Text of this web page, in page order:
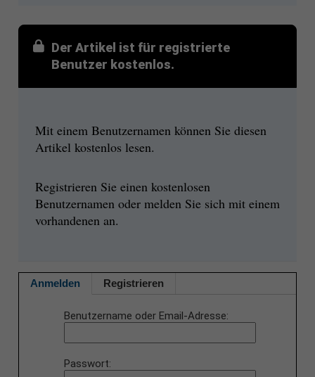
Der Artikel ist für registrierte
Benutzer kostenlos.
Mit einem Benutzernamen können Sie diesen
Artikel kostenlos lesen.
Registrieren Sie einen kostenlosen
Benutzernamen oder melden Sie sich mit einem
vorhandenen an.
Anmelden Registrieren
Benutzername oder Email-Adresse
Passwort